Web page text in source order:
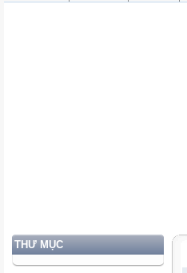
THƯ MỤC